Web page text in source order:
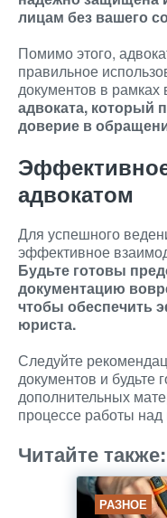
лицам без вашего
Помимо этого,
правильное
документов в рамках
адвоката, который
доверие в
адвокатом
Для успешного
эффективное
Будьте готовы
документацию
чтобы обеспечить
юриста.
Следуйте
документов и будьте
дополнительных
процессе работы
Читайте также:
РАЗНОЕ